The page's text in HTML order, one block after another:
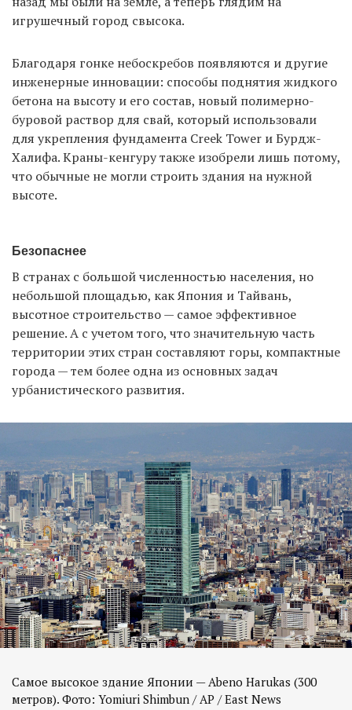
игрушечный город свысока.
Благодаря гонке небоскребов появляются и другие
инженерные инновации: способы поднятия жидкого
бетона на высоту и его состав, новый полимерно-
буровой раствор для свай, который использовали
для укрепления фундамента Creek Tower и Бурдж-
Халифа. Краны-кенгуру также изобрели лишь потому,
что обычные не могли строить здания на нужной
высоте.
Безопаснее
В странах с большой численностью населения, но
небольшой площадью, как Япония и Тайвань,
высотное строительство — самое эффективное
решение. А с учетом того, что значительную часть
территории этих стран составляют горы, компактные
города — тем более одна из основных задач
урбанистического развития.
Самое высокое здание Японии — Abeno Harukas (300